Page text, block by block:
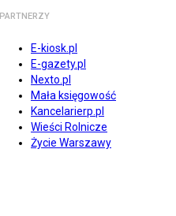
PARTNERZY
E-kiosk.pl
E-gazety.pl
Nexto.pl
Mała księgowość
Kancelarierp.pl
Wieści Rolnicze
Życie Warszawy